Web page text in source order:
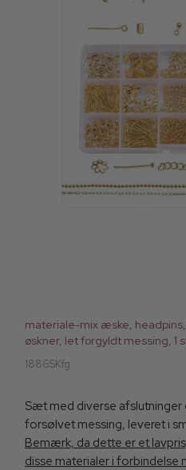
materiale-mix æske,
øskner, let forgyldt messing, 1
1886SKfg
Sæt med diverse afslutninger
forsølvet messing, leveret i
Bemærk, da dette er et
disse materialer i forbindelse